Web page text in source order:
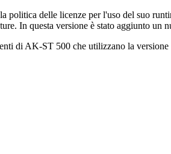
politica delle licenze per l'uso del suo
In questa versione è stato aggiunto un
di AK-ST 500 che utilizzano la